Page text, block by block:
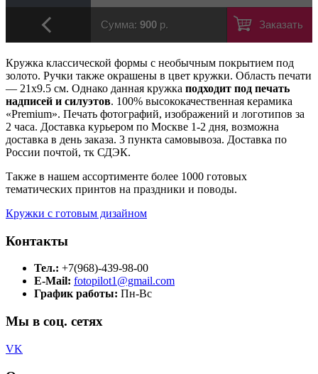
Кружка классической формы с необычным покрытием под
золото. Ручки также окрашены в цвет кружки. Область печати
— 21х9.5 см. Однако данная кружка подходит под печать
надписей и силуэтов. 100% высококачественная керамика
«Premium». Печать фотографий, изображений и логотипов за
2 часа. Доставка курьером по Москве 1-2 дня, возможна
доставка в день заказа. 3 пункта самовывоза. Доставка по
России почтой, тк СДЭК.
Также в нашем ассортименте более 1000 готовых
тематических принтов на праздники и поводы.
Кружки с готовым дизайном
Контакты
Тел.: +7(968)-439-98-00
E-Mail: fotopilot1@gmail.com
График работы: Пн-Вс
Мы в соц. сетях
VK